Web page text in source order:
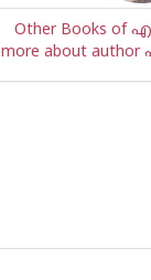
Other Books
more about